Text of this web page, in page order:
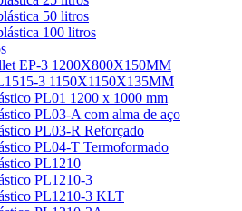
50 litros
100 litros
EP-3 1200X800X150MM
3 1150X1150X135MM
PL01 1200 x 1000 mm
PL03-A com alma de aço
PL03-R Reforçado
PL04-T Termoformado
PL1210
PL1210-3
PL1210-3 KLT